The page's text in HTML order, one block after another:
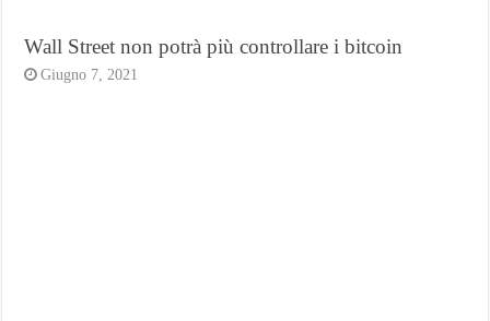
Wall Street non potrà più controllare i bitcoin
Giugno 7, 2021